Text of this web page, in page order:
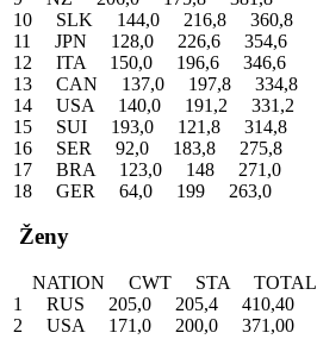
10 SLK 144,0 216,8 360,8
11 JPN 128,0 226,6 354,6
12 ITA 150,0 196,6 346,6
13 CAN 137,0 197,8 334,8
14 USA 140,0 191,2 331,2
15 SUI 193,0 121,8 314,8
16 SER 92,0 183,8 275,8
17 BRA 123,0 148 271,0
18 GER 64,0 199 263,0
Ženy
NATION CWT STA TOTAL
1 RUS 205,0 205,4 410,40
2 USA 171,0 200,0 371,00